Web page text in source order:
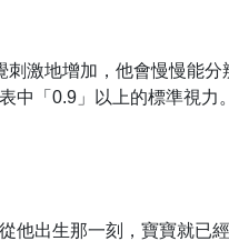
激地增加，他會慢慢能
中「0.9」以上的標準視力。
他出生那一刻，寶寶就已